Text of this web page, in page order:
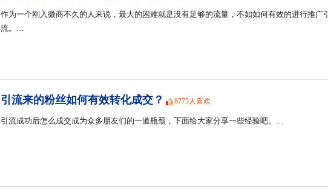
作为一个刚入微商不久的人来说，最大的困难就是没有足够的流量，不如如何有效的进行推广引
流。…
引流来的粉丝如何有效转化成交？ 8775人喜欢
引流成功后怎么成交成为众多朋友们的一道瓶颈，下面给大家分享一些经验吧。…